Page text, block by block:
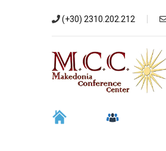
(+30) 2310.202.212